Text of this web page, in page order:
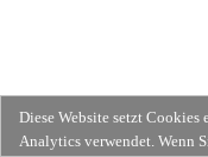
Diese Website setzt
Analytics verwendet. Wenn